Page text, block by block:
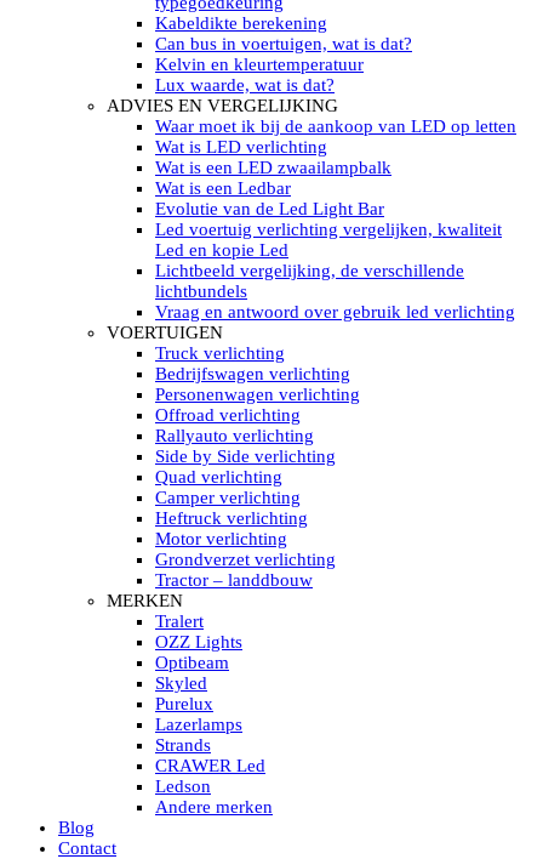
Accessoires signalering
Led signalisatie in Subcategorieën
LED KOPLAMPEN GEKEURD
Led koplampen inbouw
Led koplampen opbouw
Led koplampen tractoren
Subcategorieën Led koplampen
LED ZOEKLICHT
Electrische Led zoeklamp Allremote
Electrisch Led zoeklicht Golight
Marinco Roestvrijstaal Led zoeklicht
Elektrisch Led zoeklicht diverse
Led zoeklamp accessoires ALLremote
Led zoeklicht 230V
Subcategorieën Led zoeklichten
HELLA MARINE LED
Sea Hawk – Light Bars
Sea Hawk – Light Bars – Edge Light
Sea Hawk – Work Lights
RokLUME Led werklampen
HypaLUME Led werklampen
Subcategorieën Hella Marine Led
LED STRIPS
Led strip flexibel Click & Go
Led strip RGB op rol
Led strip IP68 waterdicht
Led strip kleur wit
Led strips Vantage
Led strip met ingebouwde accu
Subcategorieën Led strips
LED INTERIEUR VERLICHTING
Led verlichting interieur PIR / Touch
LED Armatuur met Strip 220V
Led strips
Subcategorieën Led interieur
PORTABLE ACCU LED LAMP
Led hoofdlamp
Camping led verlichting
Led zaklamp
Accu werklamp
Kabeldikte berekening
Can bus in voertuigen, wat is dat?
Kelvin en kleurtemperatuur
Lux waarde, wat is dat?
ADVIES EN VERGELIJKING
Waar moet ik bij de aankoop van LED op letten
Wat is LED verlichting
Wat is een LED zwaailampbalk
Wat is een Ledbar
Evolutie van de Led Light Bar
Led voertuig verlichting vergelijken, kwaliteit
Led en kopie Led
Lichtbeeld vergelijking, de verschillende
lichtbundels
Vraag en antwoord over gebruik led verlichting
VOERTUIGEN
Truck verlichting
Bedrijfswagen verlichting
Personenwagen verlichting
Offroad verlichting
Rallyauto verlichting
Side by Side verlichting
Quad verlichting
Camper verlichting
Heftruck verlichting
Motor verlichting
Grondverzet verlichting
Tractor – landdbouw
MERKEN
Tralert
OZZ Lights
Optibeam
Skyled
Purelux
Lazerlamps
Strands
CRAWER Led
Ledson
Andere merken
Blog
Contact